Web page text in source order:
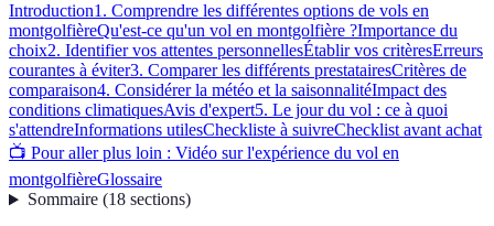
Introduction1. Comprendre les différentes options de vols en
montgolfièreQu'est-ce qu'un vol en montgolfière ?Importance du
choix2. Identifier vos attentes personnellesÉtablir vos critèresErreurs
courantes à éviter3. Comparer les différents prestatairesCritères de
comparaison4. Considérer la météo et la saisonnalitéImpact des
conditions climatiquesAvis d'expert5. Le jour du vol : ce à quoi
s'attendreInformations utilesCheckliste à suivreChecklist avant achat
📺 Pour aller plus loin : Vidéo sur l'expérience du vol en
montgolfièreGlossaire
Sommaire(18 sections)